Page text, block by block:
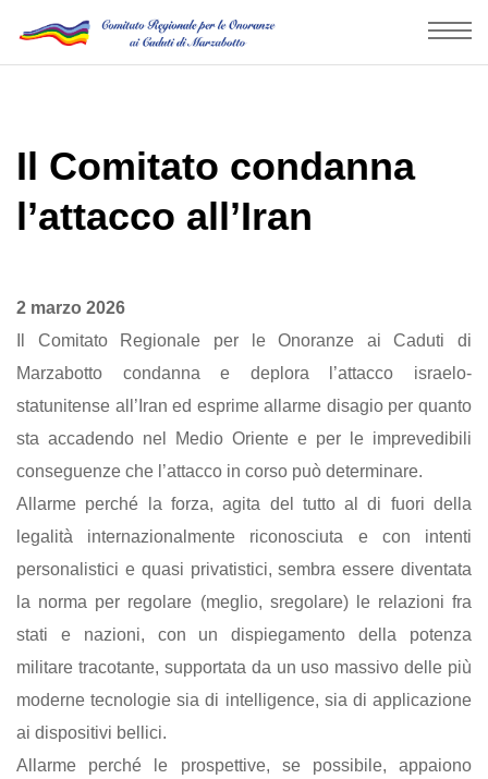
Il Comitato condanna
l’attacco all’Iran
2 marzo 2026
Il Comitato Regionale per le Onoranze ai Caduti di
Marzabotto condanna e deplora l’attacco israelo-
statunitense all’Iran ed esprime allarme disagio per quanto
sta accadendo nel Medio Oriente e per le imprevedibili
conseguenze che l’attacco in corso può determinare.
Allarme perché la forza, agita del tutto al di fuori della
legalità internazionalmente riconosciuta e con intenti
personalistici e quasi privatistici, sembra essere diventata
la norma per regolare (meglio, sregolare) le relazioni fra
stati e nazioni, con un dispiegamento della potenza
militare tracotante, supportata da un uso massivo delle più
moderne tecnologie sia di intelligence, sia di applicazione
ai dispositivi bellici.
Allarme perché le prospettive, se possibile, appaiono